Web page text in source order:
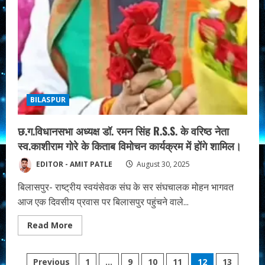
BILASPUR
छ.ग.विधानसभा अध्यक्ष डॉ. रमन सिंह R.S.S. के वरिष्ठ नेता
स्व.काशीराम गोरे के किताब विमोचन कार्यक्रम में होंगे शामिल।
EDITOR - AMIT PATLE August 30, 2025
बिलासपुर- राष्ट्रीय स्वयंसेवक संघ के सर संघचालक मोहन भागवत
आज एक दिवसीय प्रवास पर बिलासपुर पहुंचने वाले...
Read More
more
अध्यक्ष
Previous 1 … 9 10 11 12
13